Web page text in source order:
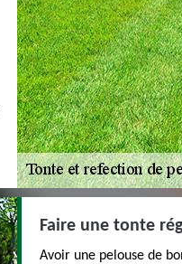
Faire une tonte
Avoir une pelouse de